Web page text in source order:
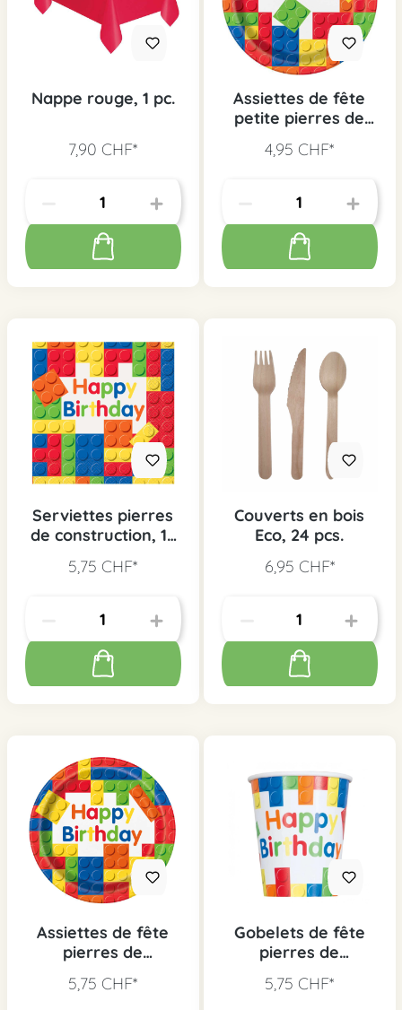
Nappe rouge, 1 pc.
7,90 CHF*
Assiettes de fête
petite pierres de
4,95 CHF*
Serviettes pierres
de construction, 16
5,75 CHF*
Couverts en bois
Eco, 24 pcs.
6,95 CHF*
Assiettes de fête
pierres de
5,75 CHF*
Gobelets de fête
pierres de
5,75 CHF*